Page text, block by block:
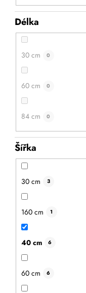
Délka
30 cm 0
60 cm 0
84 cm 0
Šířka
30 cm 3
160 cm 1
40 cm 6
60 cm 6